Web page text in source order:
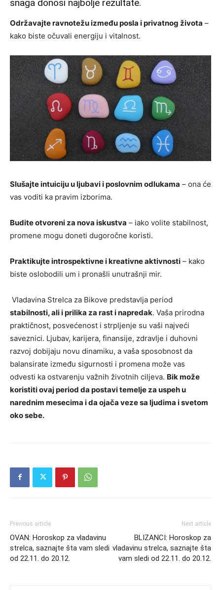
snaga donosi najbolje rezultate.
Održavajte ravnotežu između posla i privatnog života –
kako biste očuvali energiju i vitalnost.
Slušajte intuiciju u ljubavi i poslovnim odlukama – ona će
vas voditi ka pravim izborima.
Budite otvoreni za nova iskustva – iako volite stabilnost,
promene mogu doneti dugoročne koristi.
Praktikujte introspektivne i kreativne aktivnosti – kako
biste oslobodili um i pronašli unutrašnji mir.
Vladavina Strelca za Bikove predstavlja period
stabilnosti, ali i prilika za rast i napredak. Vaša prirodna
praktičnost, posvećenost i strpljenje su vaši najveći
saveznici. Ljubav, karijera, finansije, zdravlje i duhovni
razvoj dobijaju novu dinamiku, a vaša sposobnost da
balansirate između sigurnosti i promena može vas
odvesti ka ostvarenju važnih životnih ciljeva. Bik može
koristiti ovaj period da postavi temelje za uspeh u
narednim mesecima i da ojača veze sa ljudima i svetom
oko sebe.
Previous article
OVAN: Horoskop za vladavinu
strelca, saznajte šta vam sledi
od 22.11. do 20.12.
Next article
BLIZANCI: Horoskop za
vladavinu strelca, saznajte šta
vam sledi od 22.11. do 20.12.